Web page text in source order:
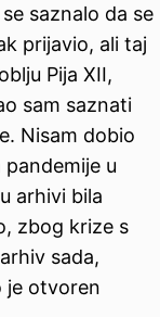
saznalo da se
prijavio, ali taj
Pija XII,
sam saznati
Nisam dobio
u
arhivi bila
zbog krize s
sada,
je otvoren